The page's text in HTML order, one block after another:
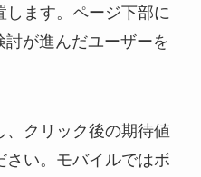
ます。ページ下部に
が進んだユーザーを
クリック後の期待値
さい。モバイルではボ